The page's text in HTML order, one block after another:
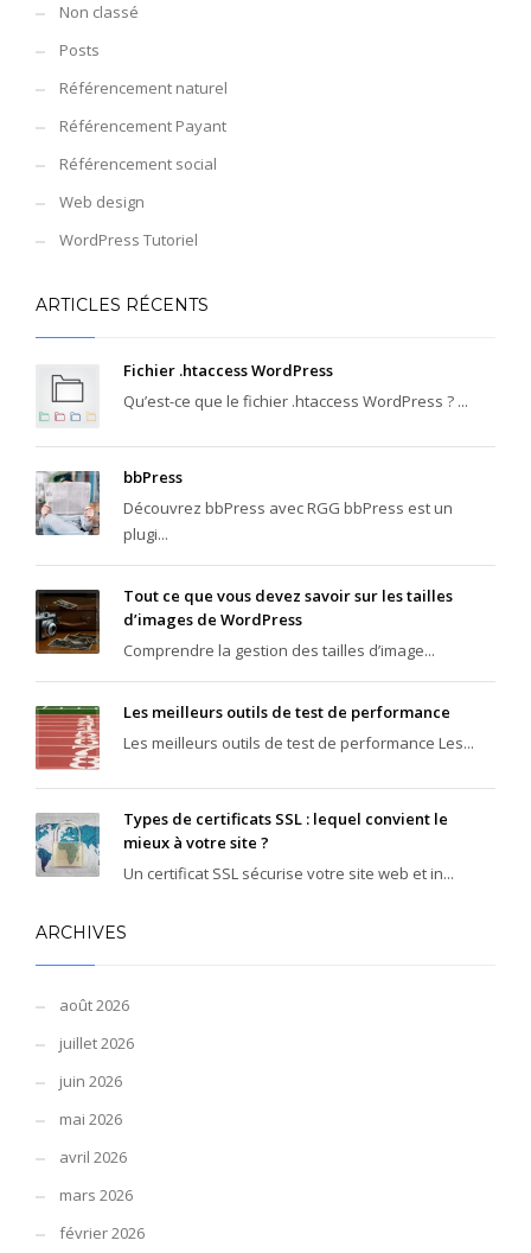
Non classé
Posts
Référencement naturel
Référencement Payant
Référencement social
Web design
WordPress Tutoriel
ARTICLES RÉCENTS
Fichier .htaccess WordPress
Qu’est-ce que le fichier .htaccess WordPress ? ...
bbPress
Découvrez bbPress avec RGG bbPress est un
plugi...
Tout ce que vous devez savoir sur les tailles
d’images de WordPress
Comprendre la gestion des tailles d’image...
Les meilleurs outils de test de performance
Les meilleurs outils de test de performance Les...
Types de certificats SSL : lequel convient le
mieux à votre site ?
Un certificat SSL sécurise votre site web et in...
ARCHIVES
août 2026
juillet 2026
juin 2026
mai 2026
avril 2026
mars 2026
février 2026